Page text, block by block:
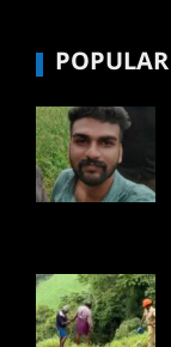
POPULAR